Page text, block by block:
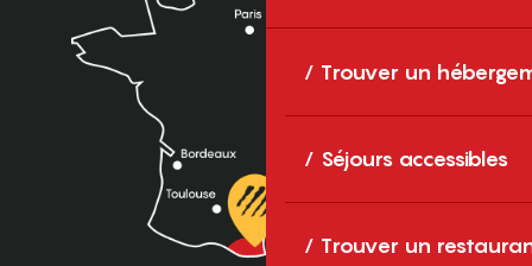
Trouver un
Séjours accessibles
Trouver un